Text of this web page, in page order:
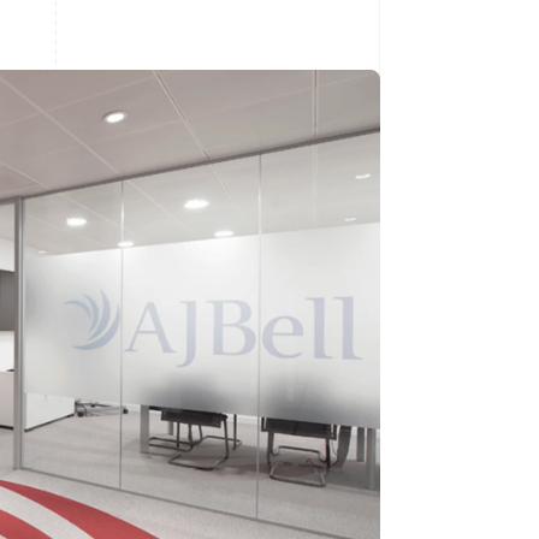
Stripe Sessions 2026
Descubre cómo Stripe
infraestructura
económica para la IA.
Ver ahora